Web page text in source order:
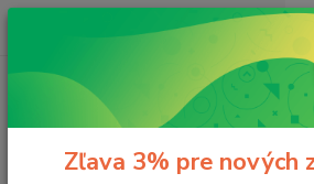
Zľava 3% pre nových